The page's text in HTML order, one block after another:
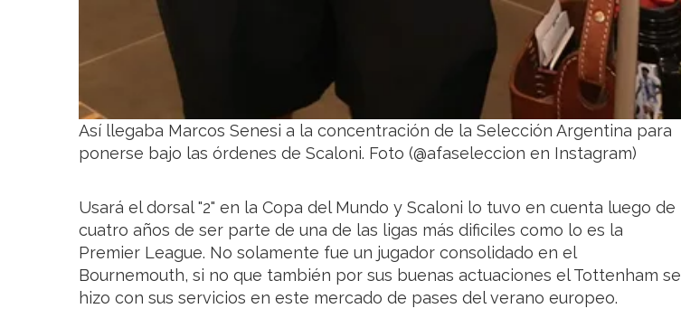
Así llegaba Marcos Senesi a la concentración de la Selección Argentina para
ponerse bajo las órdenes de Scaloni. Foto (@afaseleccion en Instagram)
Usará el dorsal "2" en la Copa del Mundo y Scaloni lo tuvo en cuenta luego de
cuatro años de ser parte de una de las ligas más dificiles como lo es la
Premier League. No solamente fue un jugador consolidado en el
Bournemouth, si no que también por sus buenas actuaciones el Tottenham se
hizo con sus servicios en este mercado de pases del verano europeo.